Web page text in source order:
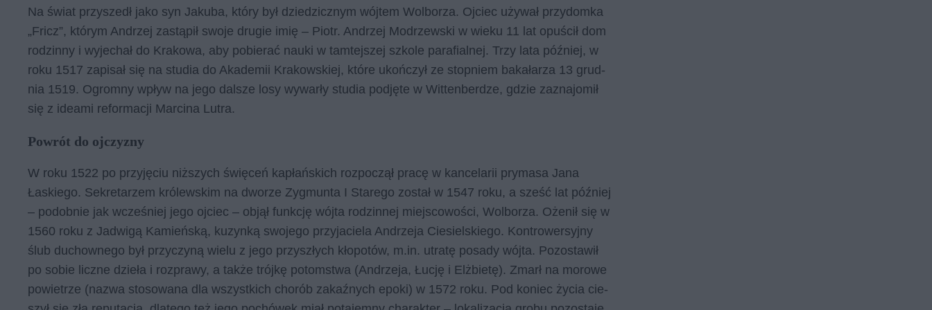
Na świat przy­szedł jako syn Ja­ku­ba, któ­ry był dzie­dzicz­nym wój­tem Wol­bo­rza. Oj­ciec uży­wał przy­dom­ka
„Fricz”, któ­rym An­drzej za­stą­pił swo­je dru­gie imię – Piotr. An­drzej Mo­drzew­ski w wie­ku 11 lat opu­ścił dom
ro­dzin­ny i wy­je­chał do Kra­ko­wa, aby po­bie­rać na­uki w tam­tej­szej szko­le pa­ra­fial­nej. Trzy lata póź­niej, w
roku 1517 za­pi­sał się na stu­dia do Aka­de­mii Kra­kow­skiej, któ­re ukoń­czył ze stop­niem ba­ka­ła­rza 13 grud­
nia 1519. Ogrom­ny wpływ na jego dal­sze losy wy­war­ły stu­dia pod­ję­te w Wit­ten­ber­dze, gdzie za­zna­jo­mił
się z ide­ami re­for­ma­cji Mar­ci­na Lu­tra.
Powrót do ojczyzny
W roku 1522 po przy­ję­ciu niż­szych świę­ceń ka­płań­skich roz­po­czął pra­cę w kan­ce­la­rii pry­ma­sa Jana
Łaskie­go. Se­kre­ta­rzem kró­lew­skim na dwo­rze Zyg­mun­ta I Sta­re­go zo­stał w 1547 roku, a sześć lat póź­niej
– po­dob­nie jak wcze­śniej jego oj­ciec – ob­jął funk­cję wój­ta ro­dzin­nej miej­sco­wo­ści, Wol­bo­rza. Oże­nił się w
1560 roku z Ja­dwi­gą Ka­mień­ską, ku­zyn­ką swo­je­go przy­ja­cie­la An­drze­ja Cie­siel­skie­go. Kon­tro­wer­syj­ny
ślub du­chow­ne­go był przy­czy­ną wie­lu z jego przy­szłych kło­po­tów, m.in. utra­tę po­sa­dy wój­ta. Po­zo­sta­wił
po so­bie licz­ne dzie­ła i roz­pra­wy, a tak­że trój­kę po­tom­stwa (An­drze­ja, Łucję i Elż­bie­tę). Zmarł na mo­ro­we
po­wie­trze (na­zwa sto­so­wa­na dla wszyst­kich cho­rób za­kaź­nych epo­ki) w 1572 roku. Pod ko­niec ży­cia cie­